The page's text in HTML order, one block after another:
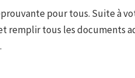
pour tous. Suite à
remplir tous les documents